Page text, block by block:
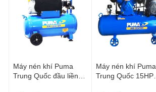
Máy nén khí Puma
Trung Quốc đầu liền
Máy nén khí Puma
Trung Quốc 15HP